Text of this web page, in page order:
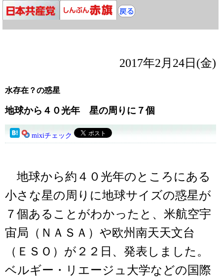
2017年2月24日(金)
水存在？の惑星
地球から４０光年 星の周りに７個
mixiチェック
地球から約４０光年のところにある
小さな星の周りに地球サイズの惑星が
７個あることがわかったと、米航空宇
宙局（ＮＡＳＡ）や欧州南天天文台
（ＥＳＯ）が２２日、発表しました。
ベルギー・リエージュ大学などの国際